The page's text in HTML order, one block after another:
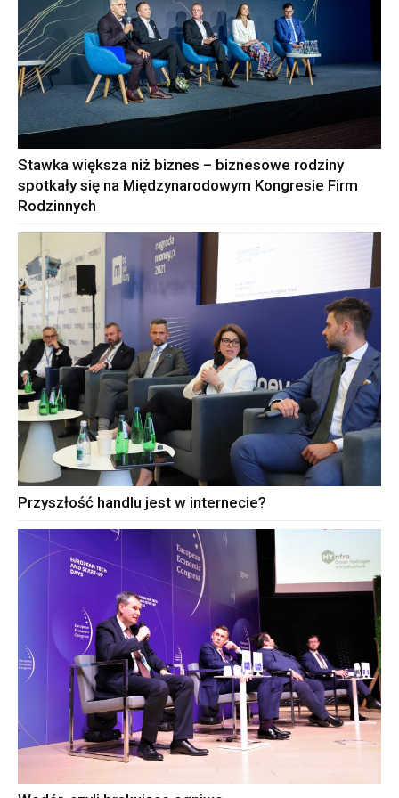
Stawka większa niż biznes – biznesowe rodziny
spotkały się na Międzynarodowym Kongresie Firm
Rodzinnych
Przyszłość handlu jest w internecie?